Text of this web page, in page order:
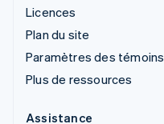
Licences
Plan du site
Paramètres des témoins
Plus de ressources
Assistance